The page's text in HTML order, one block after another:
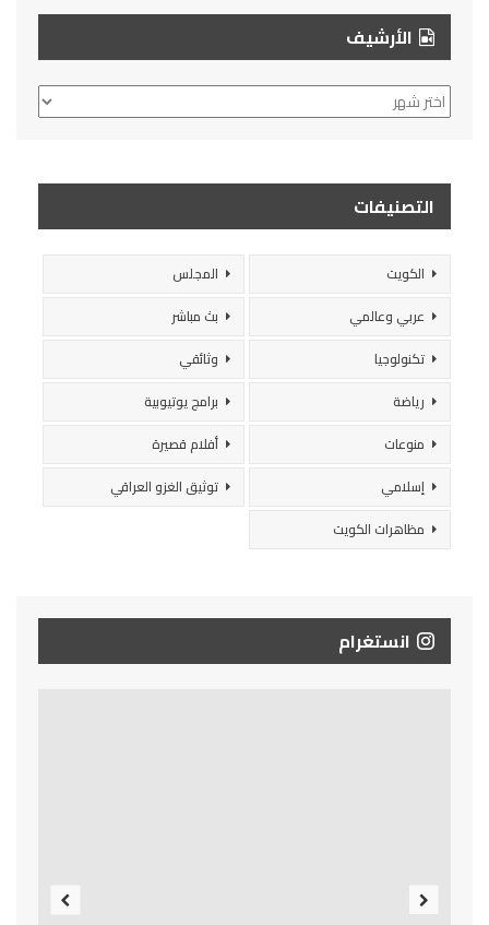
الأرشيف
الأرشيف
التصنيفات
الكويت
المجلس
عربي وعالمي
بث مباشر
تكنولوجيا
وثائقي
رياضة
برامج يوتيوبية
منوعات
أفلام قصيرة
إسلامي
توثيق الغزو العراقي
مظاهرات الكويت
انستغرام